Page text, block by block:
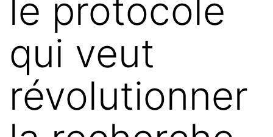
le protocole
qui veut
révolutionner